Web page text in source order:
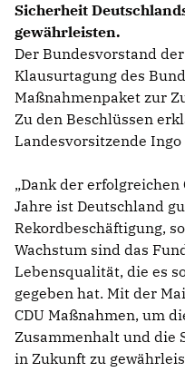
Sicherheit
gewährleisten.
Der Bundesvorstand
Klausurtagung des
Maßnahmenpaket zur
Zu den Beschlüssen
Landesvorsitzende Ingo
Dank der erfolgreichen
Jahre ist Deutschland
Rekordbeschäftigung,
Wachstum sind das
Lebensqualität, die es
gegeben hat. Mit der
CDU Maßnahmen, um
Zusammenhalt und die
in Zukunft zu